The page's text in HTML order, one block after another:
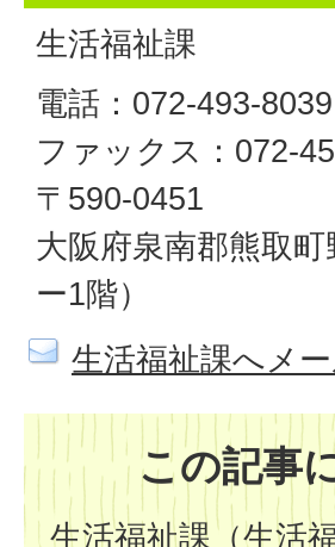
生活福祉課
電話：072-493-8039
ファックス：072-
〒590-0451
大阪府泉南郡熊取
ー1階）
生活福祉課へメ
この記事
生活福祉課（生活